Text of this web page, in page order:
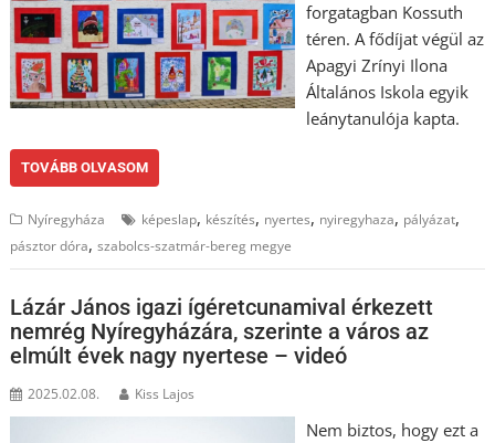
forgatagban Kossuth
téren. A fődíjat végül az
Apagyi Zrínyi Ilona
Általános Iskola egyik
leánytanulója kapta.
TOVÁBB OLVASOM
Nyíregyháza képeslap, készítés, nyertes, nyiregyhaza, pályázat,
pásztor dóra,szabolcs-szatmár-bereg megye
Lázár János igazi ígéretcunamival érkezett
nemrég Nyíregyházára, szerinte a város az
elmúlt évek nagy nyertese – videó
2025.02.08. Kiss Lajos
Nem biztos, hogy ezt a